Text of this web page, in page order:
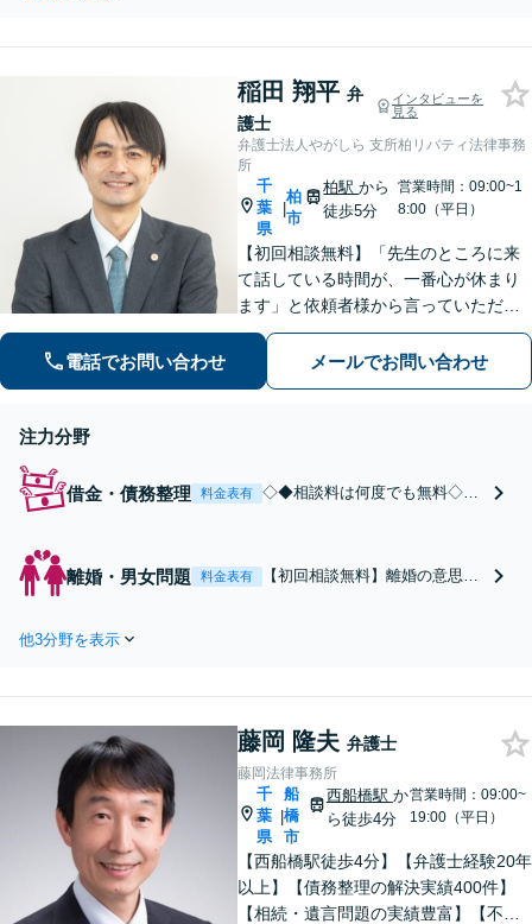
心がけ穏便な解決を目指します。
可能】
稲田 翔平 弁
護士
インタビューを
見る
弁護士法人やがしら 支所柏リバティ法律事務
所
千
葉
県
|
柏
市
柏駅から
徒歩5分
営業時間：09:00~1
8:00（平日）
【初回相談無料】「先生のところに来
て話している時間が、一番心が休まり
ます」と依頼者様から言っていただい
たこともありました。自身の交通事故
被害の経験も踏まえ、ご相談者様が納
得して前に進める解決を大切にしてい
電話でお問い合わせ メールでお問い合わせ
注力分野
借金・債務整理 料金表有
◇◆相談料は何度でも無料◇◆
止。「今が良ければいい」とい
う考えではなく、5年後10年後
離婚・男女問題 料金表有
【初回相談無料】離婚の意思が
て安心した」との声多数。後悔
希望をじっくり伺いサポートし
ます。
他3分野を表示
藤岡 隆夫 弁護士
藤岡法律事務所
千
葉
県
|
船
橋
市
西船橋駅 か
ら徒歩4分
営業時間：09:00~
19:00（平日）
【西船橋駅徒歩4分】【弁護士経験20年
以上】【債務整理の解決実績400件】
【相続・遺言問題の実績豊富】【不動